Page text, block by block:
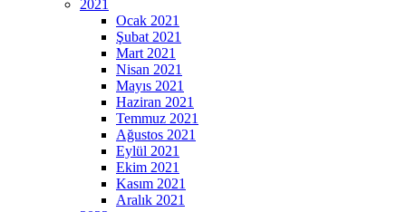
2021
Ocak 2021
Şubat 2021
Mart 2021
Nisan 2021
Mayıs 2021
Haziran 2021
Temmuz 2021
Ağustos 2021
Eylül 2021
Ekim 2021
Kasım 2021
Aralık 2021